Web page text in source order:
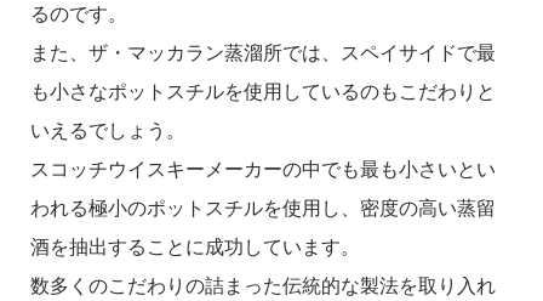
るのです。
また、ザ・マッカラン蒸溜所では、スペイサイドで最
も小さなポットスチルを使用しているのもこだわりと
いえるでしょう。
スコッチウイスキーメーカーの中でも最も小さいとい
われる極小のポットスチルを使用し、密度の高い蒸留
酒を抽出することに成功しています。
数多くのこだわりの詰まった伝統的な製法を取り入れ